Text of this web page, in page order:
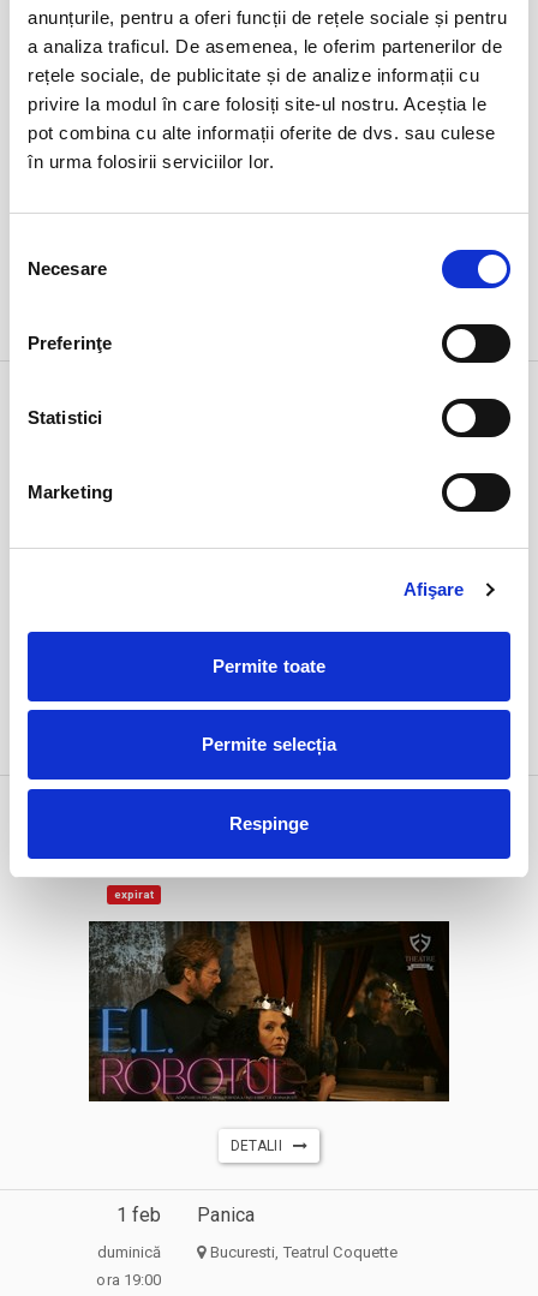
anunțurile, pentru a oferi funcții de rețele sociale și pentru
a analiza traficul. De asemenea, le oferim partenerilor de
rețele sociale, de publicitate și de analize informații cu
privire la modul în care folosiți site-ul nostru. Aceștia le
pot combina cu alte informații oferite de dvs. sau culese
în urma folosirii serviciilor lor.
consimțământului
Necesare
Preferinţe
Statistici
Marketing
Afişare
Permite toate
Permite selecția
Respinge
duminică
ora 17:15
expirat
Ovidiu, Stadion Central Academia Hagi
duminică
expirat
Bucuresti, FF Theatre - Centru Vechi
DETALII
1 feb
duminică
ora 19:00
Panica
Bucuresti, Teatrul Coquette